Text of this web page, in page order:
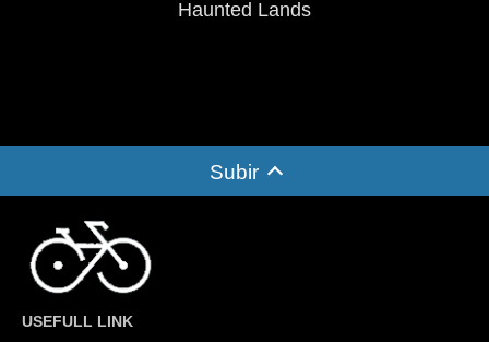
Haunted Lands
Subir
USEFULL LINK